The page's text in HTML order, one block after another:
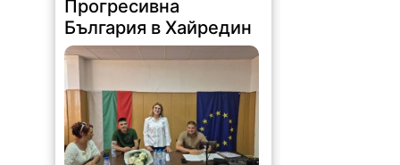
Прогресивна
България в Хайредин